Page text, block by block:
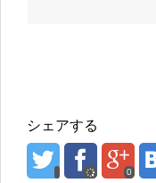
シェアする
0